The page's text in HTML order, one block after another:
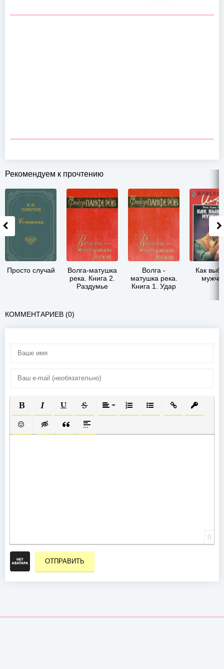
Рекомендуем к прочтению
Просто случай
Волга-матушка
река. Книга 2.
Раздумье
Волга -
матушка река.
Книга 1. Удар
Как
КОММЕНТАРИЕВ (0)
ПОЛУЖИРНЫЙ
КУРСИВПОДЧЕРКНУТЫЙ
ЗАЧЕРКНУТЫЙВЫРАВНИВАНИЕ
НУМЕРОВАННЫЙ СПИСОК
МАРКИРОВАННЫЙ
ВСТАВИТЬ
ВСТАВИТЬ СМАЙЛИК
ВСТАВКА СКРЫТОГО ТЕКСТА
ВСТАВКА ЦИТАТЫ
ВСТАВКА СПОЙЛЕРА
0
ОТПРАВИТЬ